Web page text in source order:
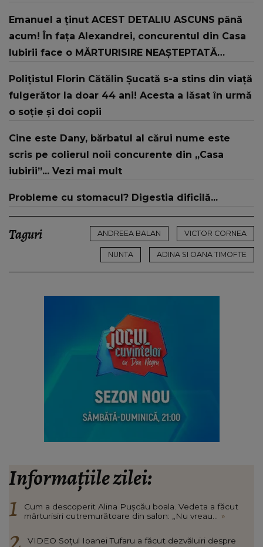
Emanuel a ținut ACEST DETALIU ASCUNS până
acum! În fața Alexandrei, concurentul din Casa
Iubirii face o MĂRTURISIRE NEAȘTEPTATĂ
te iubesc pentru că..."
Polițistul Florin Cătălin Șucată s-a stins din viață
fulgerător la doar 44 ani! Acesta a lăsat în urmă
o soție și doi copii
Cine este Dany, bărbatul al cărui nume este
scris pe colierul noii concurente din „Casa
iubirii”... Vezi mai mult
Probleme cu stomacul? Digestia dificilă...
Taguri ANDREEA BALAN VICTOR CORNEA
NUNTA ADINA SI OANA TIMOFTE
Informațiile zilei:
Cum a descoperit Alina Pușcău boala. Vedeta a făcut
mărturisiri cutremurătoare din salon: „Nu vreau...
»
VIDEO Soțul Ioanei Tufaru a făcut dezvăluiri despre